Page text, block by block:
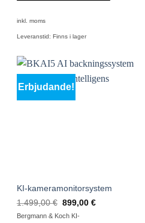
inkl. moms
Leveranstid: Finns i lager
Erbjudande!
KI-kameramonitorsystem
1.499,00€ Det
priset
899,00 €Det
Bergmann & Koch KI-